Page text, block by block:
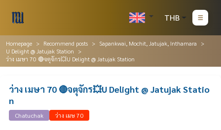
THB
Homepage Recommend posts
Sapankwai, Mochit, Jatujak, Inthamara
U Delight @ Jatujak Station
ว่าง เมษา 70 🔴จตุจักร💥U Delight @ Jatujak Station
ว่าง เมษา 70 🔴จตุจักร💥U Delight @ Jatujak Statio
n
Chatuchak ว่าง เมษ 70